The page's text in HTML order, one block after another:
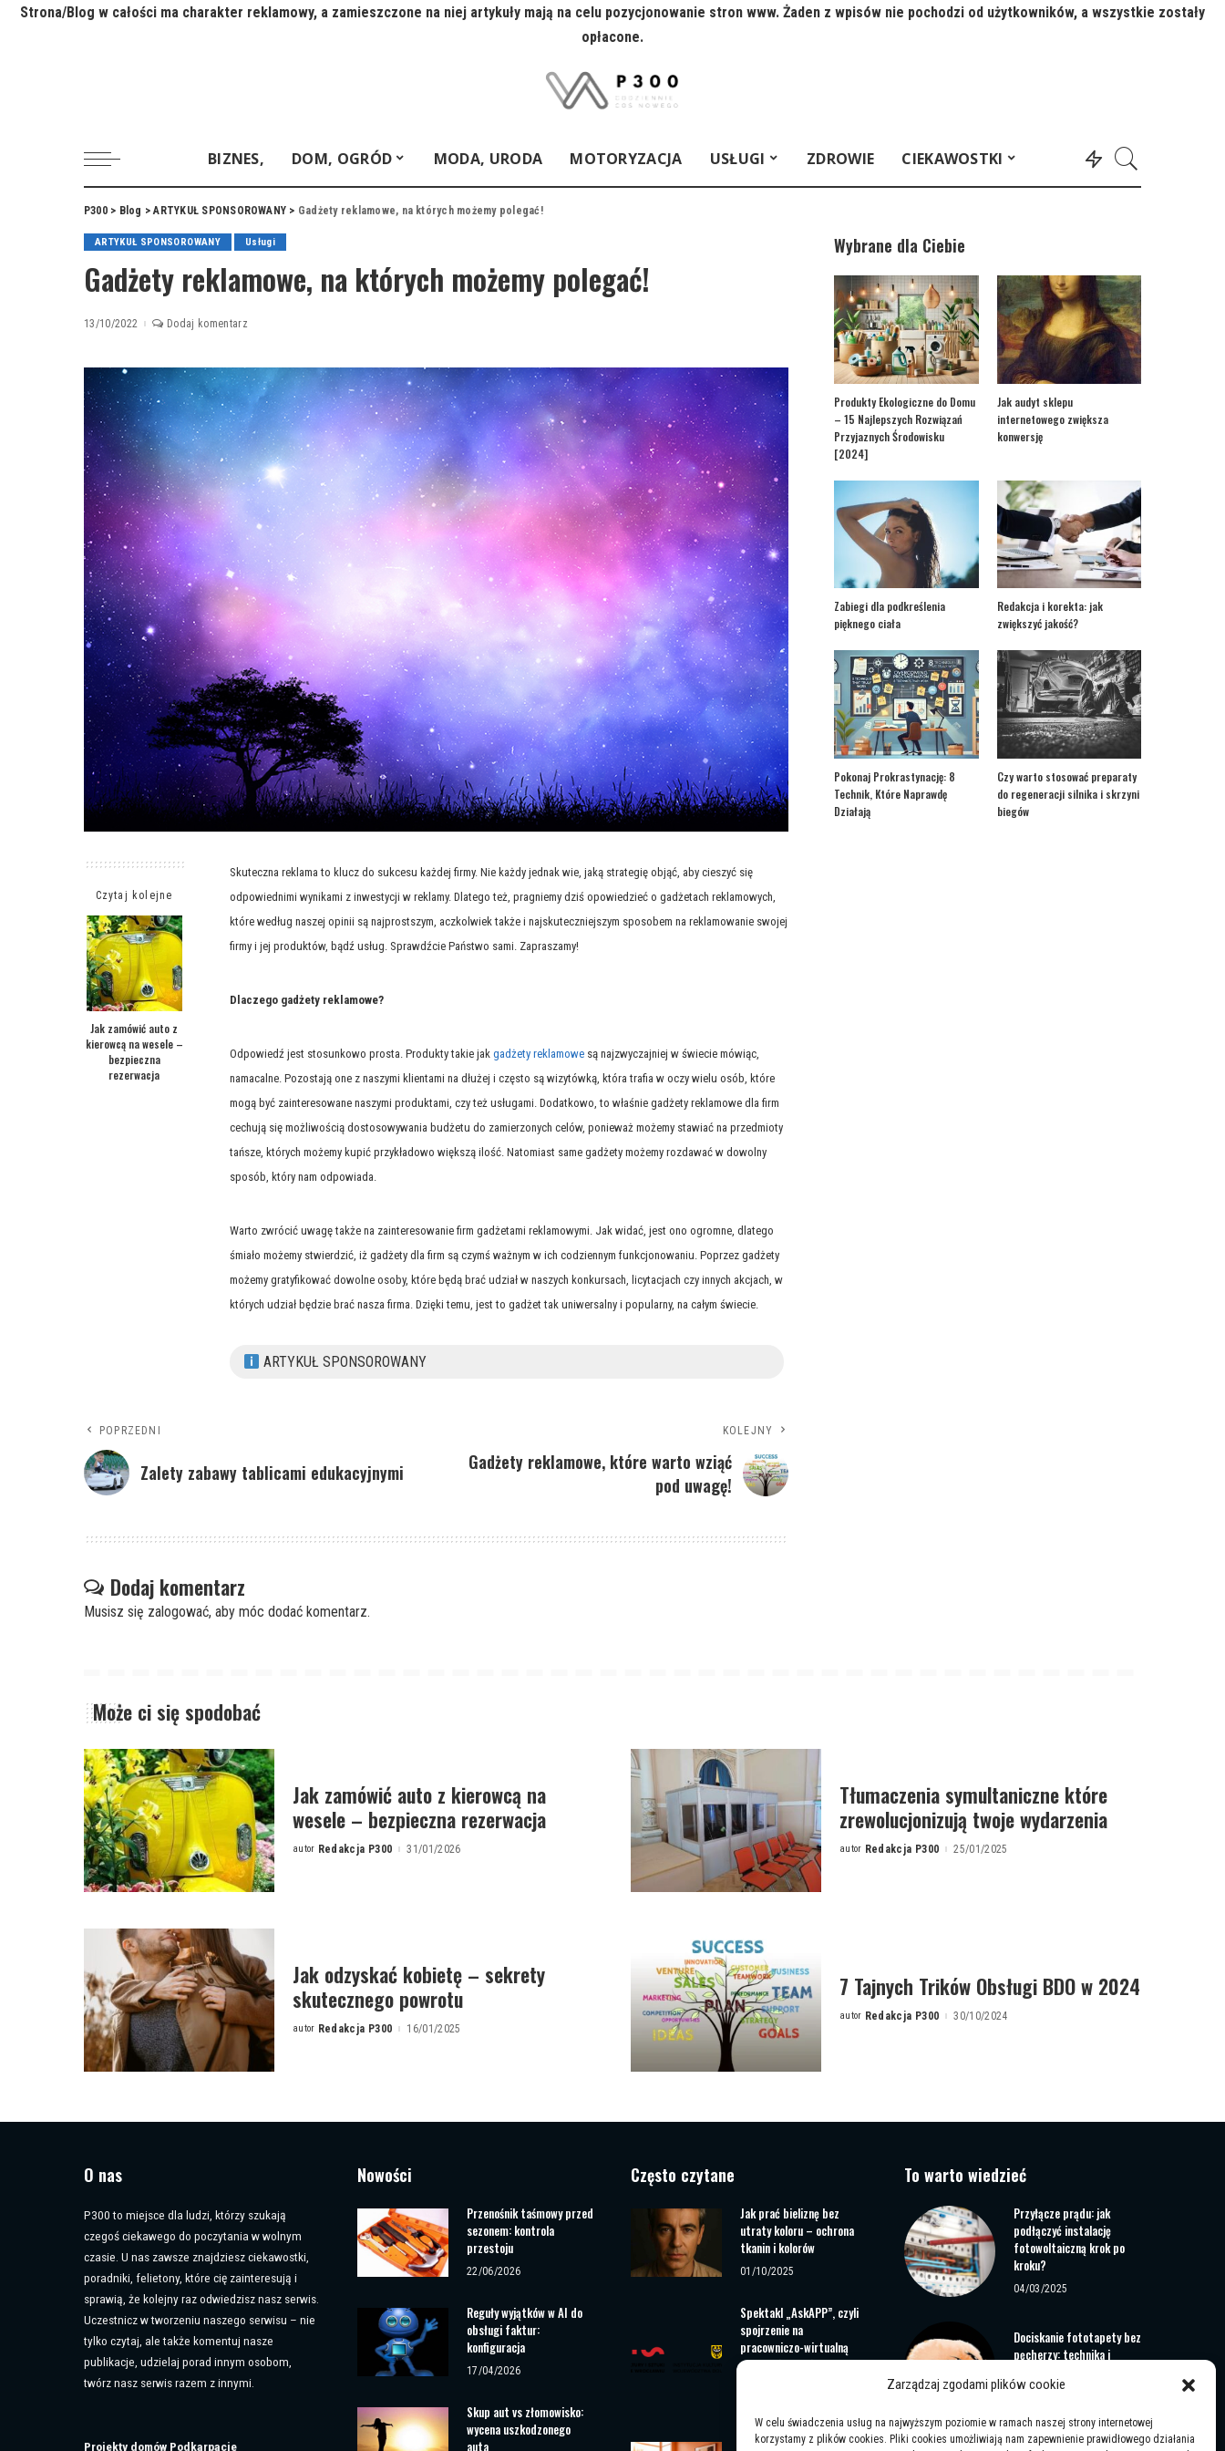
Zarządzaj zgodami plików cookie
W celu świadczenia usług na najwyższym poziomie w ramach naszej strony internetowej
korzystamy z plików cookies. Pliki cookies umożliwiają nam zapewnienie prawidłowego działania
Strona/Blog w całości ma charakter reklamowy, a zamieszczone na niej artykuły mają na celu pozycjonowanie stron www. Żaden z wpisów nie pochodzi od użytkowników, a wszystkie zostały
opłacone.
BIZNES, DOM, OGRÓD MODA, URODA MOTORYZACJA USŁUGI ZDROWIE CIEKAWOSTKI
P300> Blog >ARTYKUŁ SPONSOROWANY > Gadżety reklamowe, na których możemy polegać!
ARTYKUŁ SPONSOROWANY Usługi
Gadżety reklamowe, na których możemy polegać!
13/10/2022 Dodaj komentarz
Czytaj kolejne
Jak zamówić auto z
kierowcą na wesele –
bezpieczna
rezerwacja
Skuteczna reklama to klucz do sukcesu każdej firmy. Nie każdy jednak wie, jaką strategię objąć, aby cieszyć się
odpowiednimi wynikami z inwestycji w reklamy. Dlatego też, pragniemy dziś opowiedzieć o gadżetach reklamowych,
które według naszej opinii są najprostszym, aczkolwiek także i najskuteczniejszym sposobem na reklamowanie swojej
firmy i jej produktów, bądź usług. Sprawdźcie Państwo sami. Zapraszamy!
Dlaczego gadżety reklamowe?
Odpowiedź jest stosunkowo prosta. Produkty takie jak gadżety reklamowe są najzwyczajniej w świecie mówiąc,
namacalne. Pozostają one z naszymi klientami na dłużej i często są wizytówką, która trafia w oczy wielu osób, które
mogą być zainteresowane naszymi produktami, czy też usługami. Dodatkowo, to właśnie gadżety reklamowe dla firm
cechują się możliwością dostosowywania budżetu do zamierzonych celów, ponieważ możemy stawiać na przedmioty
tańsze, których możemy kupić przykładowo większą ilość. Natomiast same gadżety możemy rozdawać w dowolny
sposób, który nam odpowiada.
Warto zwrócić uwagę także na zainteresowanie firm gadżetami reklamowymi. Jak widać, jest ono ogromne, dlatego
śmiało możemy stwierdzić, iż gadżety dla firm są czymś ważnym w ich codziennym funkcjonowaniu. Poprzez gadżety
możemy gratyfikować dowolne osoby, które będą brać udział w naszych konkursach, licytacjach czy innych akcjach, w
których udział będzie brać nasza firma. Dzięki temu, jest to gadżet tak uniwersalny i popularny, na całym świecie.
ARTYKUŁ SPONSOROWANY
POPRZEDNI
Zalety zabawy tablicami edukacyjnymi
KOLEJNY
Gadżety reklamowe, które warto wziąć
pod uwagę!
Dodaj komentarz
Musisz się zalogować, aby móc dodać komentarz.
Wybrane dla Ciebie
Produkty Ekologiczne do Domu
– 15 Najlepszych Rozwiązań
Przyjaznych Środowisku
[2024]
Jak audyt sklepu
internetowego zwiększa
konwersję
Zabiegi dla podkreślenia
pięknego ciała
Redakcja i korekta: jak
zwiększyć jakość?
Pokonaj Prokrastynację: 8
Technik, Które Naprawdę
Działają
Czy warto stosować preparaty
do regeneracji silnika i skrzyni
biegów
Może ci się spodobać
Jak zamówić auto z kierowcą na
wesele – bezpieczna rezerwacja
Posted
autor Redakcja P300 31/01/2026
Tłumaczenia symultaniczne które
zrewolucjonizują twoje wydarzenia
Posted
autor Redakcja P300 25/01/2025
Jak odzyskać kobietę – sekrety
skutecznego powrotu
Posted
autor Redakcja P300 16/01/2025
7 Tajnych Trików Obsługi BDO w 2024
Posted
autor Redakcja P300 30/10/2024
O nas
P300 to miejsce dla ludzi, którzy szukają
czegoś ciekawego do poczytania w wolnym
czasie. U nas zawsze znajdziesz ciekawostki,
poradniki, felietony, które cię zainteresują i
sprawią, że kolejny raz odwiedzisz nasz serwis.
Uczestnicz w tworzeniu naszego serwisu – nie
tylko czytaj, ale także komentuj nasze
publikacje, udzielaj porad innym osobom,
twórz nasz serwis razem z innymi.
Projekty domów Podkarpacie
Nowości
Przenośnik taśmowy przed
sezonem: kontrola
przestoju
22/06/2026
Reguły wyjątków w AI do
obsługi faktur:
konfiguracja
17/04/2026
Skup aut vs złomowisko:
wycena uszkodzonego
auta
Często czytane
Jak prać bieliznę bez
utraty koloru – ochrona
tkanin i kolorów
01/10/2025
Spektakl „AskAPP”, czyli
spojrzenie na
pracowniczo-wirtualną
rzeczywistość już w
Kuchnie modułowe które
To warto wiedzieć
Przyłącze prądu: jak
podłączyć instalację
fotowoltaiczną krok po
kroku?
04/03/2025
Dociskanie fototapety bez
pęcherzy: technika i